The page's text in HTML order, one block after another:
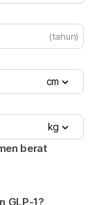
(tahun)
cm
kg
berat
GLP-1?